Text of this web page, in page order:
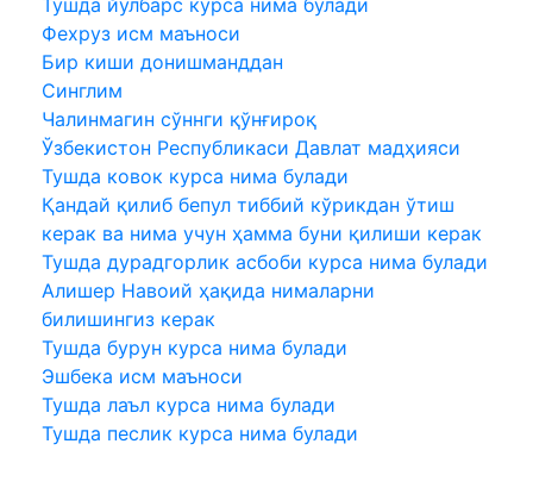
Тушда йулбарс курса нима булади
Фехруз исм маъноси
Бир киши донишманддан
Синглим
Чалинмагин сўннги қўнғироқ
Ўзбекистон Республикаси Давлат мадҳияси
Тушда ковок курса нима булади
Қандай қилиб бепул тиббий кўрикдан ўтиш
керак ва нима учун ҳамма буни қилиши керак
Тушда дурадгорлик асбоби курса нима булади
Алишер Навоий ҳақида нималарни
билишингиз керак
Тушда бурун курса нима булади
Эшбека исм маъноси
Тушда лаъл курса нима булади
Тушда песлик курса нима булади